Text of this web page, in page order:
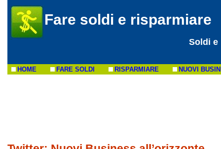
Fare soldi e risparmiare
Soldi e
HOME FARE SOLDI RISPARMIARE NUOVI